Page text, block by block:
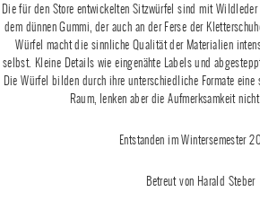
Die für den Store entwickelten Sitzwürfel sind mit
dem dünnen Gummi, der auch an der Ferse der
Würfel macht die sinnliche Qualität der Materialien
selbst. Kleine Details wie eingenähte Labels und
Die Würfel bilden durch ihre unterschiedliche Formate
Raum, lenken aber die Aufmerksamkeit
Entstanden im Wintersemester
Betreut von Harald Steber